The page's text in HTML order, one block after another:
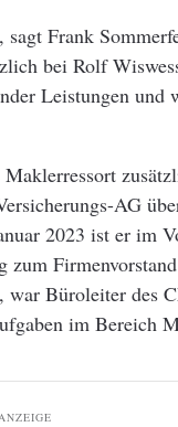
sagt Frank
bei Rolf
Leistungen und
AG
2023 ist er im
war Büroleiter des
im Bereich